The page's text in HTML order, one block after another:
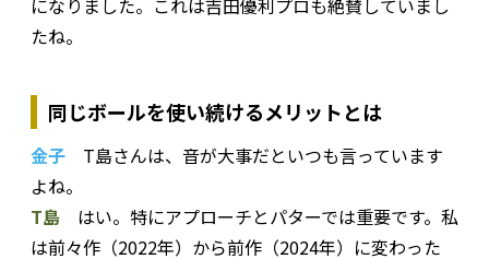
になりました。これは吉田優利プロも絶賛していまし
たね。
同じボールを使い続けるメリットとは
金子 T島さんは、音が大事だといつも言っています
よね。
T島 はい。特にアプローチとパターでは重要です。私
は前々作（2022年）から前作（2024年）に変わった